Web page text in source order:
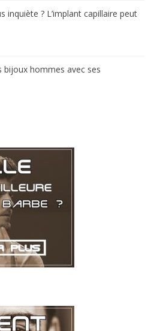
inquiète ? L’implant capillaire peut
bijoux hommes avec ses